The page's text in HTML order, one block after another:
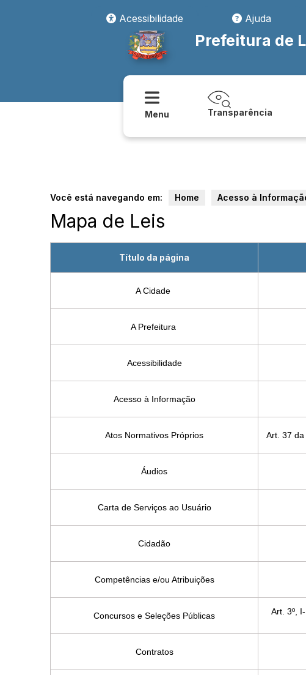
Acessibilidade
Ajuda
Prefeitura de
Menu Transparência
Você está navegando em: Home Acesso à
Mapa de Leis
Título da página
A Cidade
A Prefeitura
Acessibilidade
Acesso à Informação
Atos Normativos Próprios Art. 37 da
Áudios
Carta de Serviços ao Usuário
Cidadão
Competências e/ou Atribuições
Concursos e Seleções Públicas
Art. 3º,
Contratos